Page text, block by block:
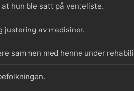
hun ble satt på venteliste.
justering av medisiner.
sammen med henne under